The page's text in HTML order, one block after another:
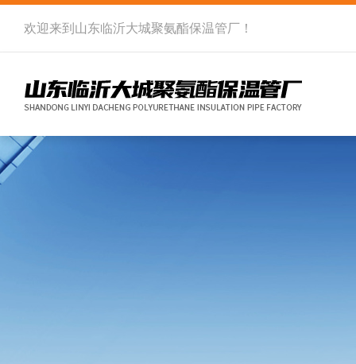
欢迎来到 山东临沂大城聚氨酯保温管厂 ！